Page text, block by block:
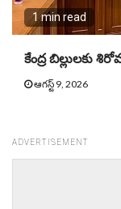
1 min read
కేంద్ర బిల్లులకు
ఆగస్ట్ 9, 2026
ADVERTISEMENT